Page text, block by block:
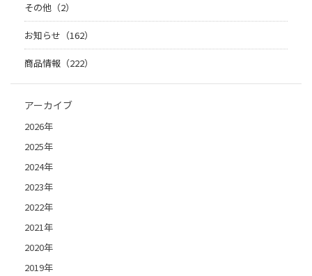
その他（2）
お知らせ（162）
商品情報（222）
アーカイブ
2026年
2025年
2024年
2023年
2022年
2021年
2020年
2019年